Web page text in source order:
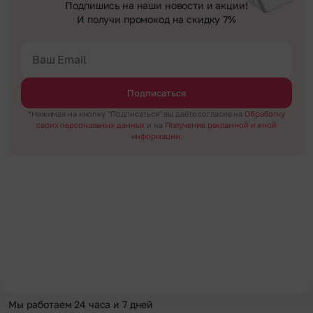
Подпишись на наши новости и акции!
И получи промокод на скидку 7%
Подписаться
*Нажимая на кнопку "Подписаться" вы даёте согласие на Обработку
своих персональных данных и на Получение рекламной и иной
информации.
Мы работаем 24 часа и 7 дней